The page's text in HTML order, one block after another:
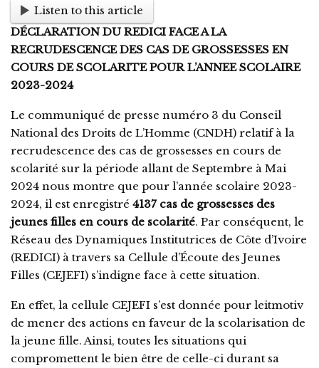
Listen to this article
DÉCLARATION DU REDICI FACE A LA
RECRUDESCENCE DES CAS DE GROSSESSES EN
COURS DE SCOLARITE POUR L’ANNEE SCOLAIRE
2023-2024
Le communiqué de presse numéro 3 du Conseil
National des Droits de L’Homme (CNDH) relatif à la
recrudescence des cas de grossesses en cours de
scolarité sur la période allant de Septembre à Mai
2024 nous montre que pour l’année scolaire 2023-
2024, il est enregistré 4137 cas de grossesses des
jeunes filles en cours de scolarité. Par conséquent, le
Réseau des Dynamiques Institutrices de Côte d’Ivoire
(REDICI) à travers sa Cellule d’Écoute des Jeunes
Filles (CEJEFI) s’indigne face à cette situation.
En effet, la cellule CEJEFI s’est donnée pour leitmotiv
de mener des actions en faveur de la scolarisation de
la jeune fille. Ainsi, toutes les situations qui
compromettent le bien être de celle-ci durant sa